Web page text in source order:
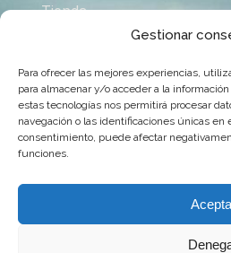
Gestionar
Para ofrecer las mejores experiencias,
para almacenar y/o acceder a la
estas tecnologías nos permitirá procesar
navegación o las identificaciones únicas en
consentimiento, puede afectar
funciones.
Tienda
Contacto
© 2025 Goya Producciones.